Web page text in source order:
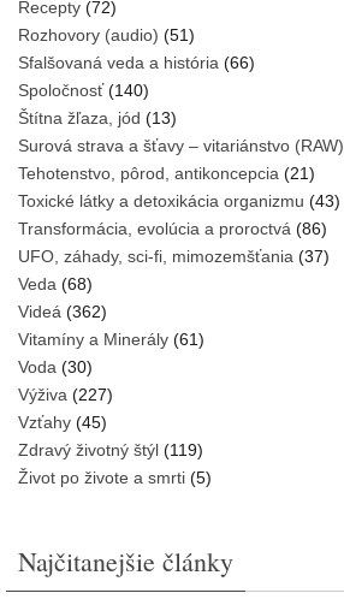
Recepty (72)
Rozhovory (audio) (51)
Sfalšovaná veda a história (66)
Spoločnosť(140)
Štítna žľaza, jód (13)
Surová strava a šťavy – vitariánstvo (RAW)
Tehotenstvo, pôrod, antikoncepcia (21)
Toxické látky a detoxikácia organizmu (43)
Transformácia, evolúcia a proroctvá (86)
UFO, záhady, sci-fi, mimozemšťania (37)
Veda (68)
Videá (362)
Vitamíny a Minerály (61)
Voda (30)
Výživa (227)
Vzťahy (45)
Zdravý životný štýl (119)
Život po živote a smrti (5)
Najčitanejšie články